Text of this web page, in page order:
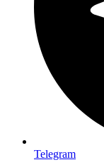
Telegram